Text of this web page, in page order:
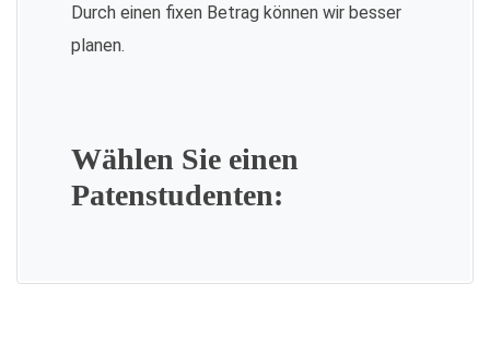
Durch einen fixen Betrag können wir besser
planen.
Wählen Sie einen
Patenstudenten: